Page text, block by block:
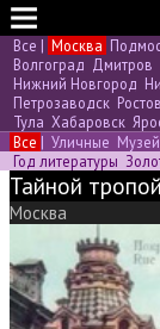
Все | Москва
Волгоград Дмитров
Нижний Новгород
Петрозаводск Ростов
Тула Хабаровск
Все | Уличные
Год литературы
Тайной
Москва